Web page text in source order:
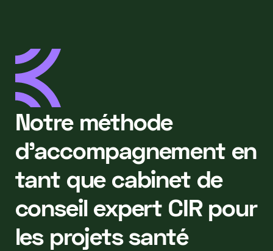
Notre méthode
d'accompagnement en
tant que cabinet de
conseil expert CIR pour
les projets santé